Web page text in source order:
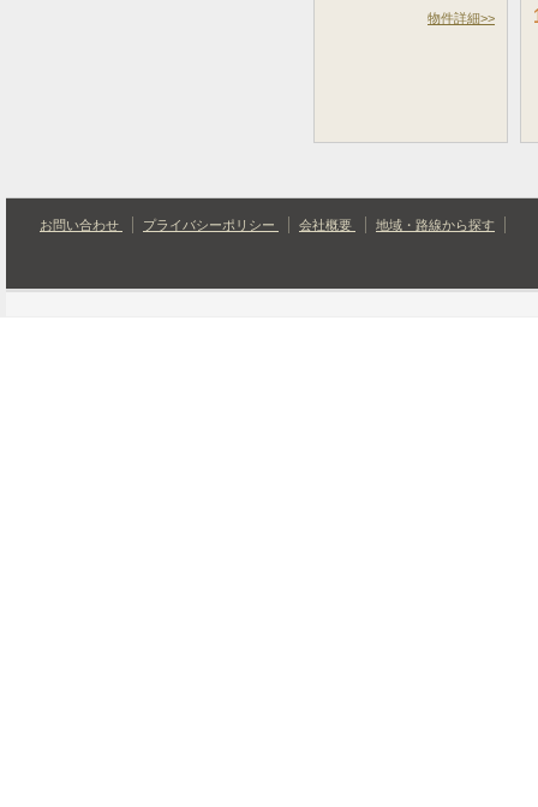
物件詳細>>
お問い合わせ プライバシーポリシー 会社概要 地域・路線から探す